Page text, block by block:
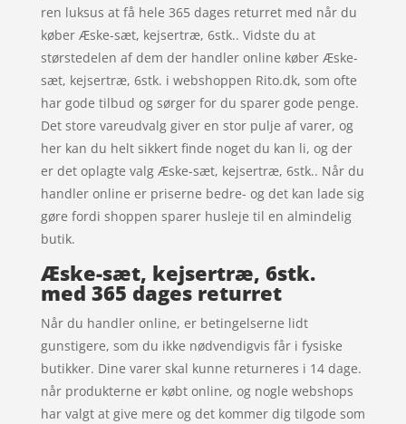
ren luksus at få hele 365 dages returret med når du
køber Æske-sæt, kejsertræ, 6stk.. Vidste du at
størstedelen af dem der handler online køber Æske-
sæt, kejsertræ, 6stk. i webshoppen Rito.dk, som ofte
har gode tilbud og sørger for du sparer gode penge.
Det store vareudvalg giver en stor pulje af varer, og
her kan du helt sikkert finde noget du kan li, og der
er det oplagte valg Æske-sæt, kejsertræ, 6stk.. Når du
handler online er priserne bedre- og det kan lade sig
gøre fordi shoppen sparer husleje til en almindelig
butik.
Æske-sæt, kejsertræ, 6stk.
med 365 dages returret
Når du handler online, er betingelserne lidt
gunstigere, som du ikke nødvendigvis får i fysiske
butikker. Dine varer skal kunne returneres i 14 dage.
når produkterne er købt online, og nogle webshops
har valgt at give mere og det kommer dig tilgode som